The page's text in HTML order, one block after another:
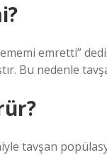
emretti”
Bu nedenle
tavşan